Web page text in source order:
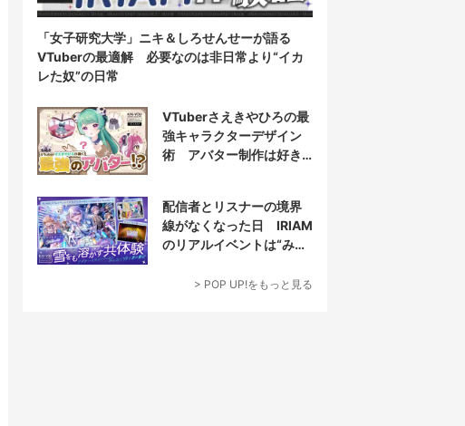
「女子研究大学」ニキ＆しろせんせーが語る
VTuberの最適解 必要なのは非日常より“イカ
レた奴”の日常
VTuberさえきやひろの最
強キャラクターデザイン
術 アバター制作は好き
配信者とリスナーの境界
線がなくなった日 IRIAM
のリアルイベントは“みん
> POP UP!をもっと見る